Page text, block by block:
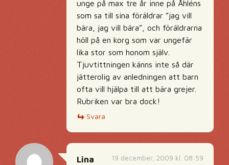
unge på max tre år inne på Åhléns
som sa till sina föräldrar ”jag vill
bära, jag vill bära”, och föräldrarna
höll på en korg som var ungefär
lika stor som honom själv.
Tjuvtittningen känns inte så där
jätterolig av anledningen att barn
ofta vill hjälpa till att bära grejer.
Rubriken var bra dock!
Svara
19 december, 2009 kl. 08:59
Lina